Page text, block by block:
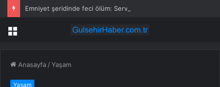
Menü
Anasayfa /Yaşam
Yaşam